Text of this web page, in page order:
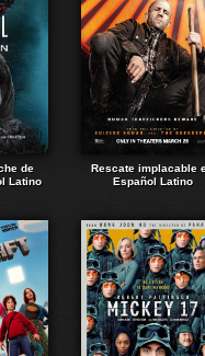
de
Latino
Rescate implacable
Español Latino